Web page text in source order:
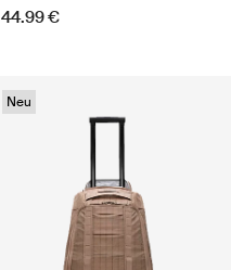
44.99 €
Neu